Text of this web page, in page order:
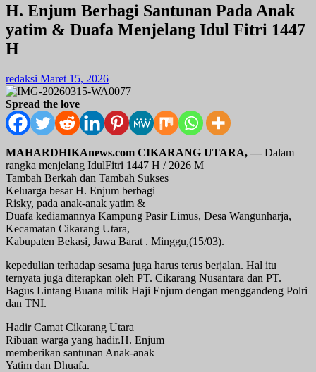
H. Enjum Berbagi Santunan Pada Anak
yatim & Duafa Menjelang Idul Fitri 1447
H
redaksi Maret 15, 2026
Spread the love
MAHARDHIKAnews.com CIKARANG UTARA, — Dalam
rangka menjelang IdulFitri 1447 H / 2026 M
Tambah Berkah dan Tambah Sukses
Keluarga besar H. Enjum berbagi
Risky, pada anak-anak yatim &
Duafa kediamannya Kampung Pasir Limus, Desa Wangunharja,
Kecamatan Cikarang Utara,
Kabupaten Bekasi, Jawa Barat . Minggu,(15/03).
kepedulian terhadap sesama juga harus terus berjalan. Hal itu
ternyata juga diterapkan oleh PT. Cikarang Nusantara dan PT.
Bagus Lintang Buana milik Haji Enjum dengan menggandeng Polri
dan TNI.
Hadir Camat Cikarang Utara
Ribuan warga yang hadir.H. Enjum
memberikan santunan Anak-anak
Yatim dan Dhuafa.